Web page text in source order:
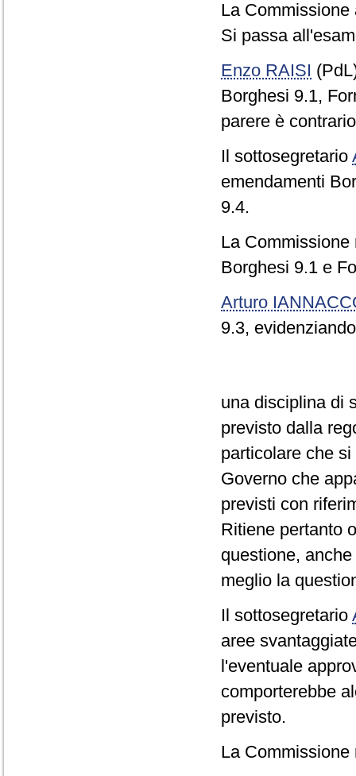
La Commissione
Si passa
Enzo RAISI
Borghesi 9.1,
parere è
Il sottosegretario
emendamenti
9.4.
La
Borghesi 9.1 e
Arturo
9.3,
una disciplina di
previsto dalla
particolare che
Governo che
previsti con
Ritiene pertanto
questione,
meglio la
Il sottosegretario
aree
l'eventuale
comporterebbe
previsto.
La